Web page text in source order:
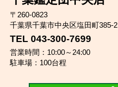
〒260-0823
千葉県千葉市中央区塩田町385-2
TEL 043-300-7699
営業時間：10:00～24:00
駐車場：100台程